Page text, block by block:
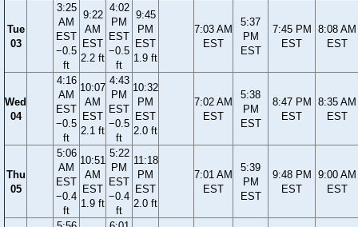
Tue
03
3:25
AM
EST
−0.5
ft
9:22
AM
EST
2.2 ft
4:02
PM
EST
−0.5
ft
9:45
PM
EST
1.9 ft
7:03 AM
EST
5:37
PM
EST
7:45 PM
EST
8:08 AM
EST
Wed
04
4:16
AM
EST
−0.5
ft
10:07
AM
EST
2.1 ft
4:43
PM
EST
−0.5
ft
10:32
PM
EST
2.0 ft
7:02 AM
EST
5:38
PM
EST
8:47 PM
EST
8:35 AM
EST
Thu
05
5:06
AM
EST
−0.4
ft
10:51
AM
EST
1.9 ft
5:22
PM
EST
−0.4
ft
11:18
PM
EST
2.0 ft
7:01 AM
EST
5:39
PM
EST
9:48 PM
EST
9:00 AM
EST